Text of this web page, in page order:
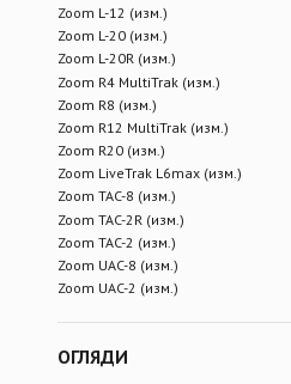
Zoom L-12 (изм.)
Zoom L-20 (изм.)
Zoom L-20R (изм.)
Zoom R4 MultiTrak (изм.)
Zoom R8 (изм.)
Zoom R12 MultiTrak (изм.)
Zoom R20 (изм.)
Zoom LiveTrak L6max (изм.)
Zoom TAC-8 (изм.)
Zoom TAC-2R (изм.)
Zoom TAC-2 (изм.)
Zoom UAC-8 (изм.)
Zoom UAC-2 (изм.)
ОГЛЯДИ